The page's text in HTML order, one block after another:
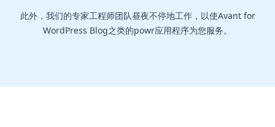
此外，我们的专家工程师团队昼夜不停地工作，以使Avant for
WordPress Blog之类的powr应用程序为您服务。